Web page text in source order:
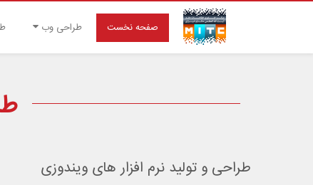
صفحه نخست طراحی وب
طراحی و تولید نرم افزار های ویندوزی